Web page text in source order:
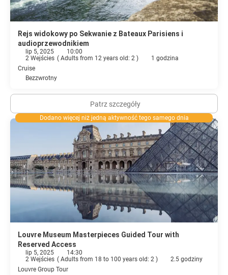
Rejs widokowy po Sekwanie z Bateaux Parisiens i
audioprzewodnikiem
lip 5, 2025
10:00
2 Wejścies ( Adults from 12 years old: 2 )
1 godzina
Cruise
Bezzwrotny
Patrz szczegóły
Dodano więcej niż jedną aktywność tego samego dnia
Louvre Museum Masterpieces Guided Tour with
Reserved Access
lip 5, 2025
14:30
2 Wejścies ( Adults from 18 to 100 years old: 2 )
2.5 godziny
Louvre Group Tour